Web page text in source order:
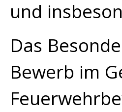
und
Das
Bewerb im